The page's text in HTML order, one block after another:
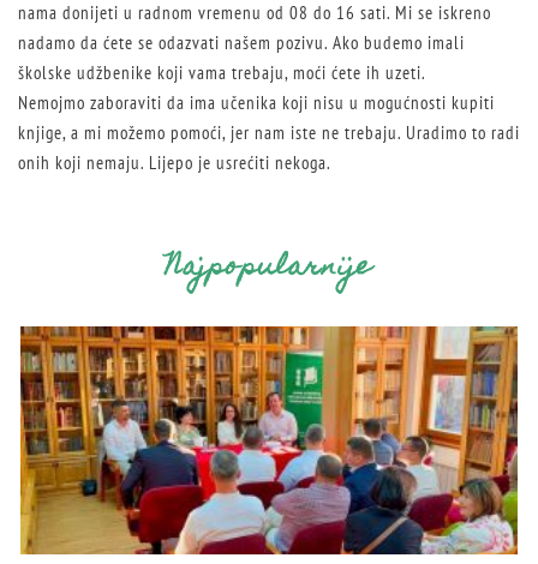
nama donijeti u radnom vremenu od 08 do 16 sati. Mi se iskreno
nadamo da ćete se odazvati našem pozivu. Ako budemo imali
školske udžbenike koji vama trebaju, moći ćete ih uzeti.
Nemojmo zaboraviti da ima učenika koji nisu u mogućnosti kupiti
knjige, a mi možemo pomoći, jer nam iste ne trebaju. Uradimo to radi
onih koji nemaju. Lijepo je usrećiti nekoga.
Najpopularnije